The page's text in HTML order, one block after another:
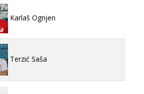
Karlaš Ognjen
Terzić Saša